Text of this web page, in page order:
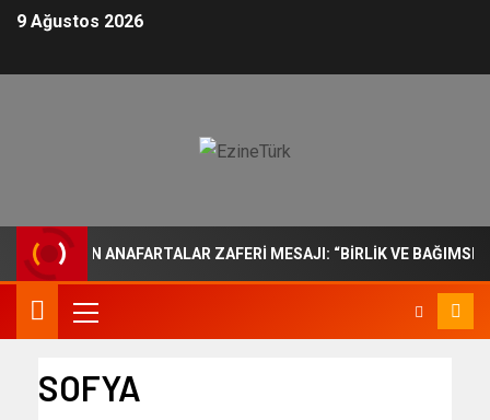
9 Ağustos 2026
ANAFARTALAR ZAFERİ MESAJI: “BİRLİK VE
SOFYA